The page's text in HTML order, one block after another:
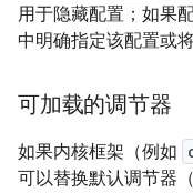
用于隐藏配置；如果
中明确指定该配置或
可加载的调节器
如果内核框架（例如
可以替换默认调节器